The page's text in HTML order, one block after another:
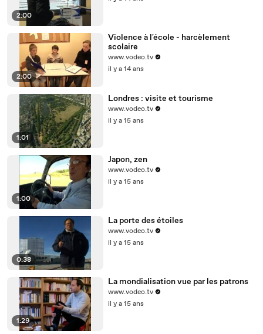
2:00
2:00
Violence à l'école - harcèlement
scolaire
www.vodeo.tv
il y a 14 ans
1:01
Londres : visite et tourisme
www.vodeo.tv
il y a 15 ans
1:00
Japon, zen
www.vodeo.tv
il y a 15 ans
0:38
La porte des étoiles
www.vodeo.tv
il y a 15 ans
1:29
La mondialisation vue par les patrons
www.vodeo.tv
il y a 15 ans